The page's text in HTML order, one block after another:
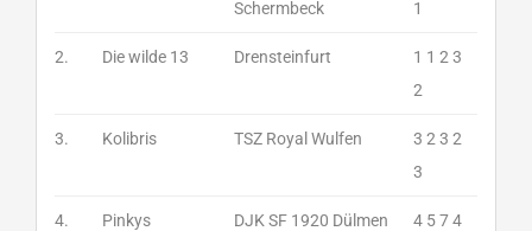
Schermbeck
1
2. Die wilde 13 Drensteinfurt
1 1 2 3
2
3. Kolibris TSZ Royal Wulfen
3 2 3 2
3
4. Pinkys DJK SF 1920 Dülmen
4 5 7 4